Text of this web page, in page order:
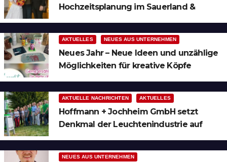
Hochzeitsplanung im Sauerland &
AKTUELLES NEUES AUS UNTERNEHMEN
Neues Jahr – Neue Ideen und unzählige
Möglichkeiten für kreative Köpfe
AKTUELLE NACHRICHTEN AKTUELLES
Hoffmann + Jochheim GmbH setzt
Denkmal der Leuchtenindustrie auf
NEUES AUS UNTERNEHMEN